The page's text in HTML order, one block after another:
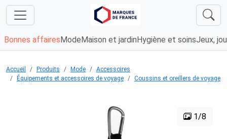
Bonnes affaires Mode Maison et jardin Hygiène et soinsJeux,
Accueil Produits Mode
Accessoires
Équipements et accessoires de voyage
Coussins et oreillers de voyage
1/8